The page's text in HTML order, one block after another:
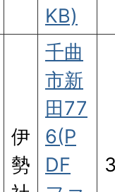
KB)
伊
勢
千曲
市新
田77
6(P
DF